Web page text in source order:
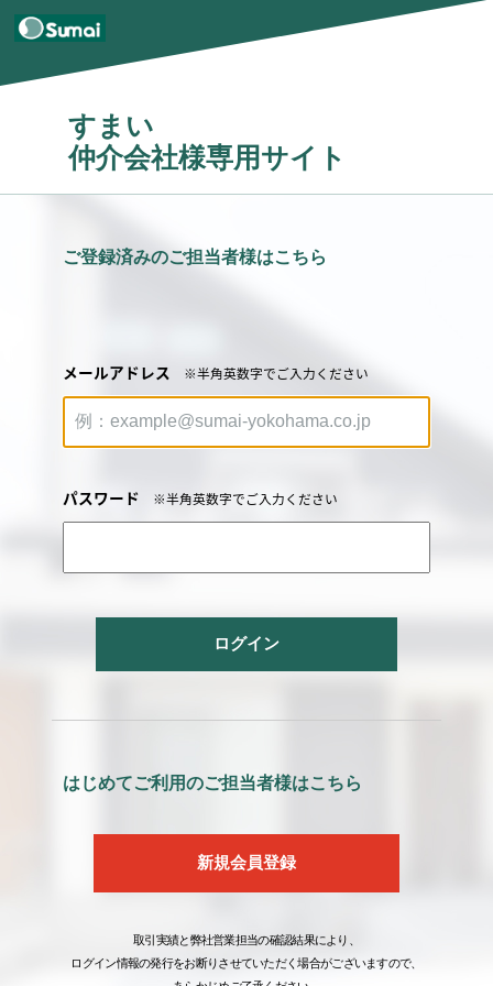
すまい
仲介会社様専用サイト
ご登録済みのご担当者様はこちら
メールアドレス ※半角英数字でご入力ください
パスワード ※半角英数字でご入力ください
ログイン
はじめてご利用のご担当者様はこちら
新規会員登録
取引実績と弊社営業担当の確認結果により、
ログイン情報の発行をお断りさせていただく場合がございますので、